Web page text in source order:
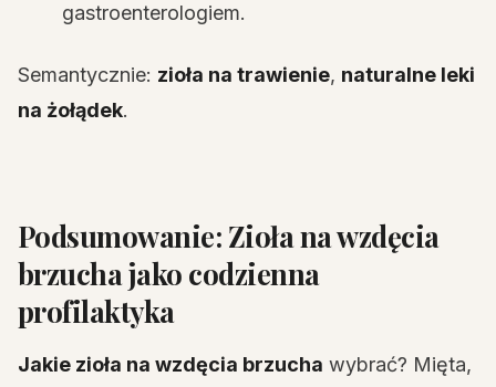
gastroenterologiem.
Semantycznie: zioła na trawienie, naturalne leki
na żołądek.
Podsumowanie: Zioła na wzdęcia
brzucha jako codzienna
profilaktyka
Jakie zioła na wzdęcia brzucha wybrać? Mięta,